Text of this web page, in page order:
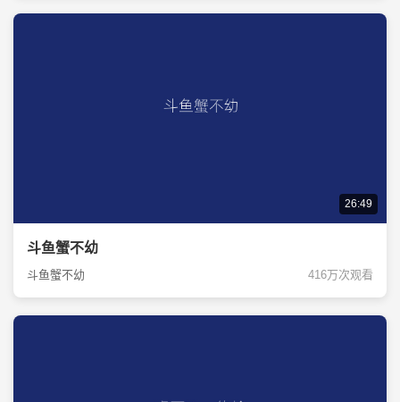
26:49
斗鱼蟹不幼
斗鱼蟹不幼 416万次观看